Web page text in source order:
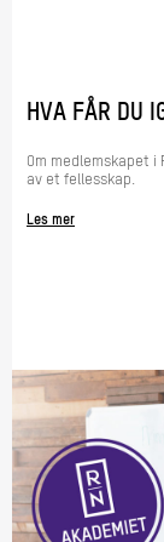
HVA FÅR DU
Om medlemskapet i
av et fellesskap.
Les mer